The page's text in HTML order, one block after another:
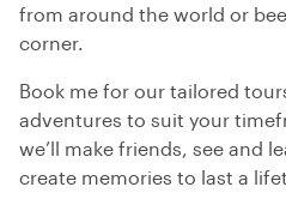
from around the world or
corner.
Book me for our tailored
adventures to suit your
we’ll make friends, see and
create memories to last a